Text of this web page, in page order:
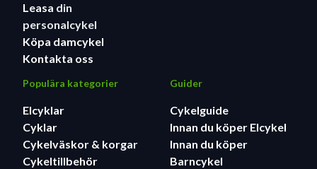
Leasa din
personalcykel
Köpa damcykel
Kontakta oss
Populära kategorier
Elcyklar
Cyklar
Cykelväskor & korgar
Cykeltillbehör
Guider
Cykelguide
Innan du köper Elcykel
Innan du köper
Barncykel